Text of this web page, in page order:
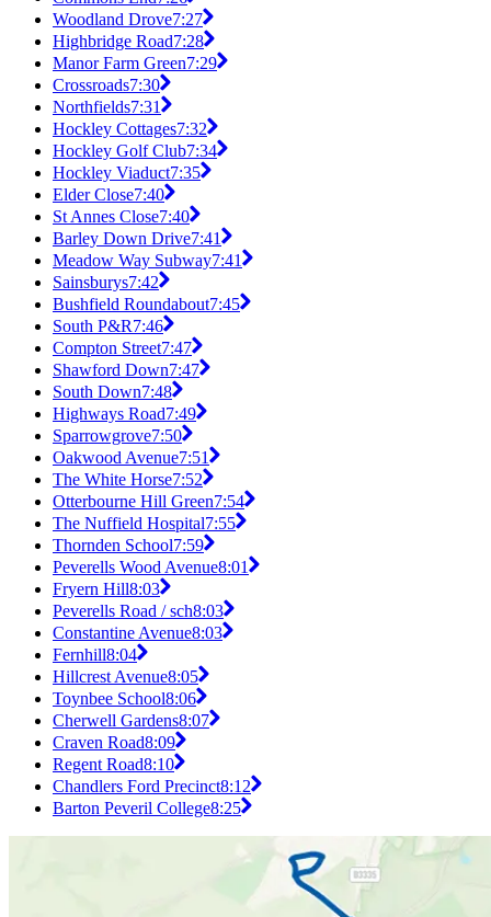
Woodland Drove7:27
Highbridge Road7:28
Manor Farm Green7:29
Crossroads7:30
Northfields7:31
Hockley Cottages7:32
Hockley Golf Club7:34
Hockley Viaduct7:35
Elder Close7:40
St Annes Close7:40
Barley Down Drive7:41
Meadow Way Subway7:41
Sainsburys7:42
Bushfield Roundabout7:45
South P&R7:46
Compton Street7:47
Shawford Down7:47
South Down7:48
Highways Road7:49
Sparrowgrove7:50
Oakwood Avenue7:51
The White Horse7:52
Otterbourne Hill Green7:54
The Nuffield Hospital7:55
Thornden School7:59
Peverells Wood Avenue8:01
Fryern Hill8:03
Peverells Road / sch8:03
Constantine Avenue8:03
Fernhill8:04
Hillcrest Avenue8:05
Toynbee School8:06
Cherwell Gardens8:07
Craven Road8:09
Regent Road8:10
Chandlers Ford Precinct8:12
Barton Peveril College8:25